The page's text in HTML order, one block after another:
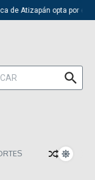
de Atizapán opta por el